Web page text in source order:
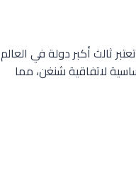
ديمقراطية تضم 16 ولاية متميزة. وتعتبر ثالث أكبر دولة في العالم
لاتفاقية شنغن، مما